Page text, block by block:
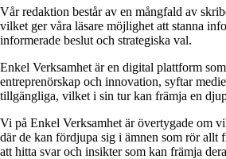
Vår redaktion består av en mångfald av
vilket ger våra läsare möjlighet att stanna
informerade beslut och strategiska val.
Enkel Verksamhet är en digital plattform
entreprenörskap och innovation, syftar
tillgängliga, vilket i sin tur kan främja en
Vi på Enkel Verksamhet är övertygade om
där de kan fördjupa sig i ämnen som rör allt
att hitta svar och insikter som kan främja